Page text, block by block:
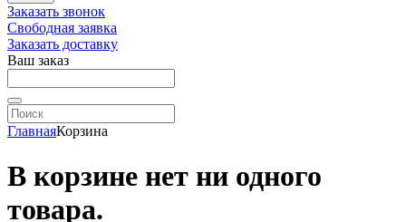
Заказать звонок
Свободная заявка
Заказать доставку
Ваш заказ
ГлавнаяКорзина
В корзине нет ни одного
товара.